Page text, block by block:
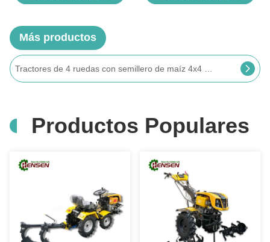
Más productos
Productos Populares